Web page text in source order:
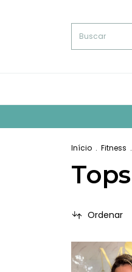
Início . Fitness .
Tops
Ordenar